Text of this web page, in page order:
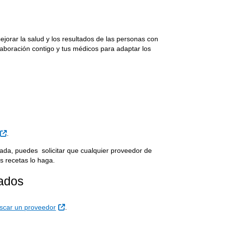
la salud y los resultados de las personas con
contigo y tus médicos para adaptar los
Sitio Externo
.
puedes solicitar que cualquier proveedor de
recetas lo haga.
un proveedor Sitio Externo
.